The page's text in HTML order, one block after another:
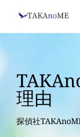
お問い合わせ
理由
探偵社